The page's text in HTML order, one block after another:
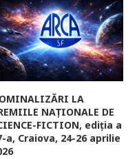
LA
NAȚIONALE DE
FICTION, ediția a
a, Craiova, 24-26 aprilie